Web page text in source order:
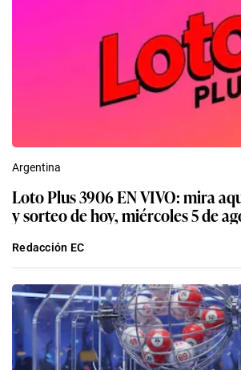
Argentina
Loto Plus 3906 EN VIVO: mira
y sorteo de hoy, miércoles 5 de
Redacción EC